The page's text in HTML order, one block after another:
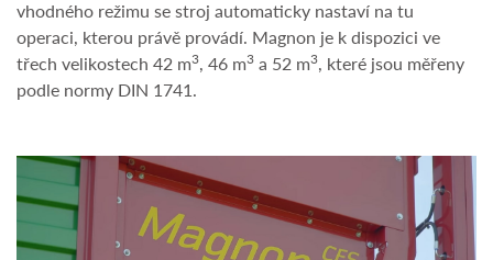
vhodného režimu se stroj automaticky nastaví na tu
operaci, kterou právě provádí. Magnon je k dispozici ve
třech velikostech 42 m3, 46 m3 a 52 m3, které jsou měřeny
podle normy DIN 1741.